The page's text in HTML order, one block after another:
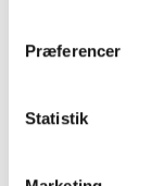
Præferencer
Statistik
Fordele ved
din bygning